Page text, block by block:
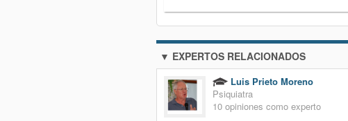
▼ EXPERTOS RELACIONADOS
Luis Prieto Moreno
Psiquiatra
10 opiniones como experto